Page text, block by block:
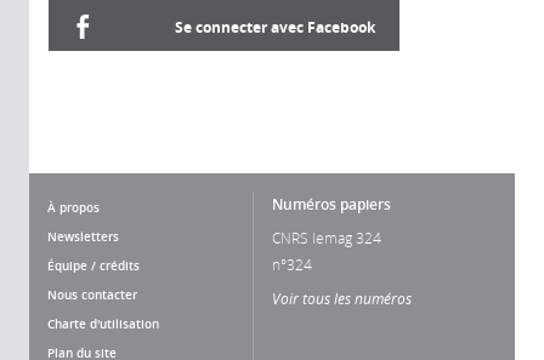
Se connecter avec Facebook
À propos
Newsletters
Équipe / crédits
Nous contacter
Charte d'utilisation
Plan du site
Numéros papiers
CNRS lemag 324
n°324
Voir tous les numéros